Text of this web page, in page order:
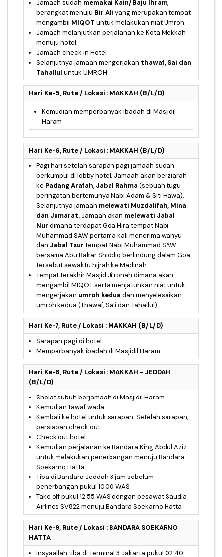
Jamaah sudah memakai Kain/Baju Ihram,
berangkat menuju Bir Ali yang merupakan tempat
mengambil MIQOT untuk melakukan niat Umroh.
Jamaah melanjutkan perjalanan ke Kota Mekkah
menuju hotel.
Jamaah check in Hotel
Selanjutnya jamaah mengerjakan thawaf, Sai dan
Tahallul untuk UMROH.
Hari Ke-5, Rute / Lokasi : MAKKAH (B/L/D)
Kemudian memperbanyak ibadah di Masjidil
Haram
Hari Ke-6, Rute / Lokasi : MAKKAH (B/L/D)
Pagi hari setelah sarapan pagi jamaah sudah
berkumpul di lobby hotel. Jamaah akan berziarah
ke Padang Arafah, Jabal Rahma (sebuah tugu
peringatan bertemunya Nabi Adam & Siti Hawa).
Selanjutnya jamaah melewati Muzdalifah, Mina
dan Jumarat. Jamaah akan melewati Jabal
Nur dimana terdapat Goa Hira tempat Nabi
Muhammad SAW pertama kali menerima wahyu
dan Jabal Tsur tempat Nabi Muhammad SAW
bersama Abu Bakar Shiddiq berlindung dalam Goa
tersebut sewaktu hijrah ke Madinah.
Tempat terakhir Masjid Ji’ronah dimana akan
mengambil MIQOT serta menjatuhkan niat untuk
mengerjakan umroh kedua dan menyelesaikan
umroh kedua (Thawaf, Sa’i dan Tahallul)
Hari Ke-7, Rute / Lokasi : MAKKAH (B/L/D)
Sarapan pagi di hotel
Memperbanyak ibadah di Masjidil Haram
Hari Ke-8, Rute / Lokasi : MAKKAH - JEDDAH
(B/L/D)
Sholat subuh berjamaah di Masjidil Haram
Kemudian tawaf wada
Kembali ke hotel untuk sarapan. Setelah sarapan,
persiapan check out
Check out hotel
Kemudian perjalanan ke Bandara King Abdul Aziz
untuk melakukan penerbangan menuju Bandara
Soekarno Hatta
Tiba di Bandara Jeddah 3 jam sebelum
penerbangan pukul 10.00 WAS
Take off pukul 12.55 WAS dengan pesawat Saudia
Airlines SV822 menuju Bandara Soekarno Hatta
Hari Ke-9, Rute / Lokasi : BANDARA SOEKARNO
HATTA
Insyaallah tiba di Terminal 3 Jakarta pukul 02.40